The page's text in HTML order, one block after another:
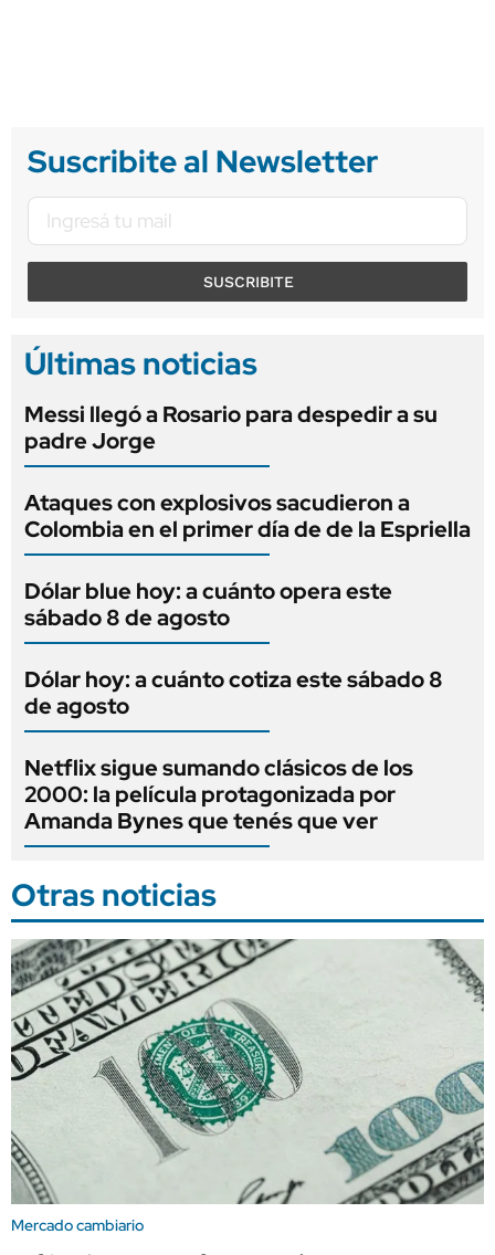
Suscribite al Newsletter
SUSCRIBITE
Últimas noticias
Messi llegó a Rosario para despedir a su
padre Jorge
Ataques con explosivos sacudieron a
Colombia en el primer día de de la Espriella
Dólar blue hoy: a cuánto opera este
sábado 8 de agosto
Dólar hoy: a cuánto cotiza este sábado 8
de agosto
Netflix sigue sumando clásicos de los
2000: la película protagonizada por
Amanda Bynes que tenés que ver
Otras noticias
Mercado cambiario